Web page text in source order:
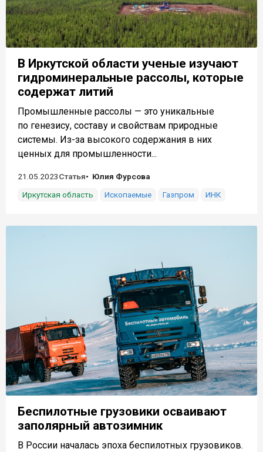
В Иркутской области ученые изучают
гидроминеральные рассолы, которые
содержат литий
Промышленные рассолы — это уникальные
по генезису, составу и свойствам природные
системы. Из-за высокого содержания в них
ценных для промышленности...
21.05.2023Статья
Юлия Фурсова
Иркутская область
Ископаемые Газпром ИНК
Беспилотные грузовики осваивают
заполярный автозимник
В России началась эпоха беспилотных грузовиков.